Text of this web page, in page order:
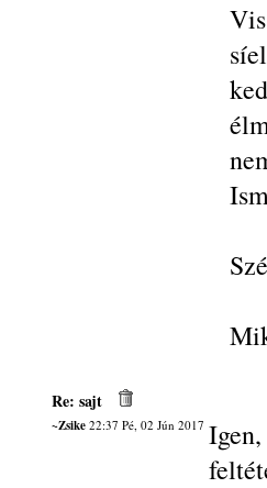
Re: sajt
~Zsike22:37 Pé, 02 Jún 2017